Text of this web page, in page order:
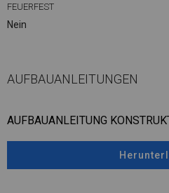
FEUERFEST
Nein
AUFBAUANLEITUNGEN
AUFBAUANLEITUNG